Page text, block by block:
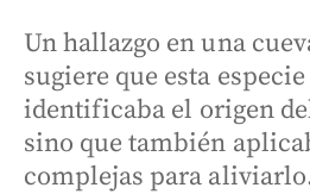
Un hallazgo en una
sugiere que esta
identificaba el origen
sino que también
complejas para